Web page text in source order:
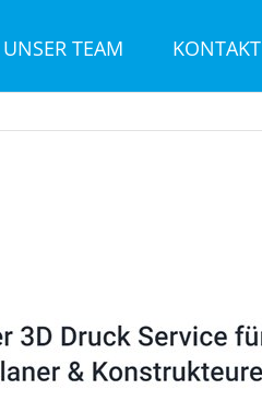
UNSER TEAM KONTAKT